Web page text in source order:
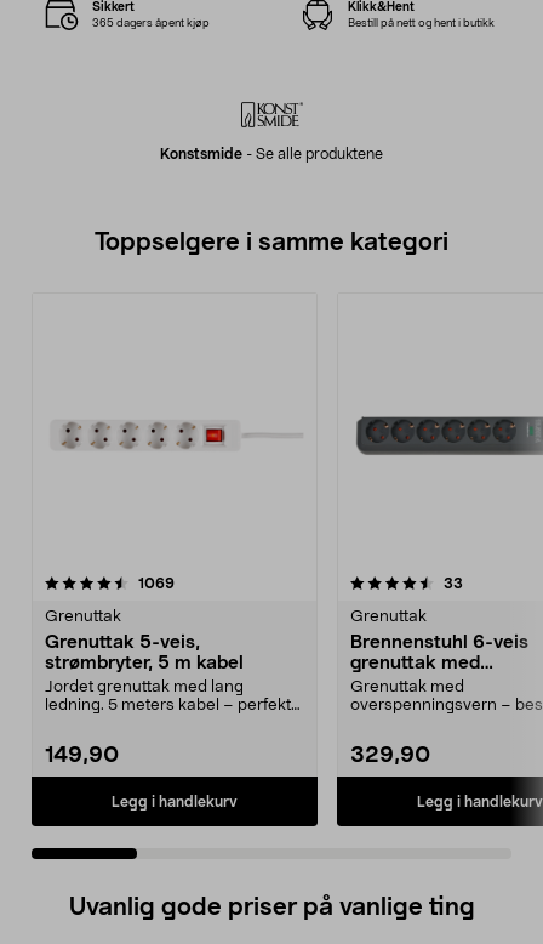
Konstsmide - Se alle produktene
Sikkert
365 dagers åpent kjøp
Klikk&Hent
Bestill på nett og hent i butikk
Toppselgere i samme kategori
1069anmeldelser
Grenuttak
Grenuttak 5-veis,
strømbryter, 5 m kabel
Jordet grenuttak med lang
ledning. 5 meters kabel – perfekt
149,90
Legg i handlekurv
4.5 av 5 stjerner 33
Grenuttak
Brennenstuhl 6-veis
grenuttak med
overspenningsvern, 5
Grenuttak med
overspenningsvern –
329,90
Legg i handlekurv
4.5 av 5 stjerner
Uvanlig gode priser på vanlige ting